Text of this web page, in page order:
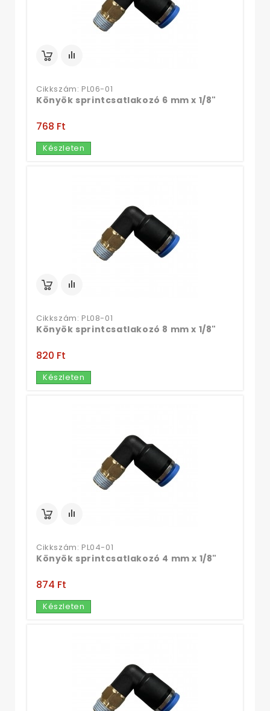
Cikkszám: PL06-01
Könyök sprintcsatlakozó 6 mm x 1/8"
768 Ft‎
Készleten
Cikkszám: PL08-01
Könyök sprintcsatlakozó 8 mm x 1/8"
820 Ft‎
Készleten
Cikkszám: PL04-01
Könyök sprintcsatlakozó 4 mm x 1/8"
874 Ft‎
Készleten